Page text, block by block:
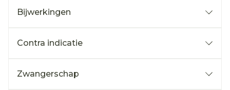
Bijwerkingen
Contra indicatie
Zwangerschap